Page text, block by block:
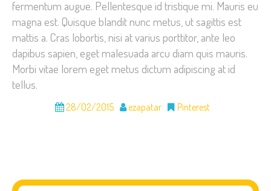
fermentum augue. Pellentesque id tristique mi. Mauris eu
magna est. Quisque blandit nunc metus, ut sagittis est
mattis a. Cras lobortis, nisi at varius porttitor, ante leo
dapibus sapien, eget malesuada arcu diam quis mauris.
Morbi vitae lorem eget metus dictum adipiscing at id
tellus.
28/02/2015 ezapatar Pinterest